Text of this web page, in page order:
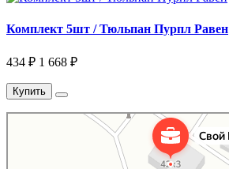
Комплект 5шт / Тюльпан Пурпл Равен
434 ₽ 1 668 ₽
Купить
Свой Питомник
Питомник растений в Москве